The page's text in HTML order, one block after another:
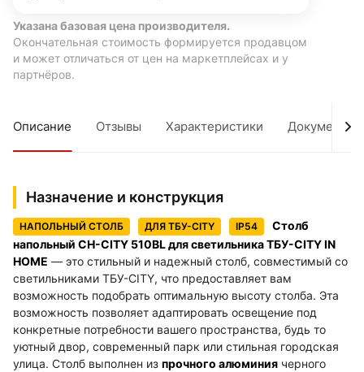
Указана базовая цена производителя.
Окончательная стоимость формируется продавцом
и может отличаться от цен на маркетплейсах и у
партнёров.
Описание Отзывы Характеристики Документы
Назначение и конструкция
НАПОЛЬНЫЙ СТОЛБ ДЛЯ ТБУ-CITY IP54
Столб
напольный СН-CITY 510BL для светильника ТБУ-CITY IN
HOME — это стильный и надежный столб, совместимый со
светильниками ТБУ-CITY, что предоставляет вам
возможность подобрать оптимальную высоту столба. Эта
возможность позволяет адаптировать освещение под
конкретные потребности вашего пространства, будь то
уютный двор, современный парк или стильная городская
улица. Столб выполнен из прочного алюминия черного